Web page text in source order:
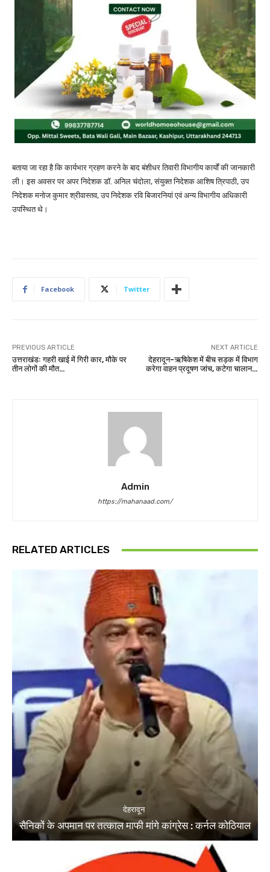
बताया जा रहा है कि कार्यभार ग्रहण करने के बाद बंशीधर तिवारी विभागीय कार्यों की जानकारी
ली। इस अवसर पर अपर निदेशक डॉ. अनिल चंदोला, संयुक्त निदेशक आशिष त्रिपाठी, उप
निदेशक मनोज कुमार श्रीवास्तव, उप निदेशक रवि बिजारनियां एवं अन्य विभागीय अधिकारी
उपस्थित थे।
Facebook Twitter
PREVIOUS ARTICLE
उत्तराखंडः गहरी खाई में गिरी कार, मौके पर
तीन लोगों की मौत…
NEXT ARTICLE
देहरादून-ऋषिकेश में बीच सड़क में विभाग
करेगा वाहन प्रदूषण जांच, कटेगा चालान…
Admin
https://mahanaad.com/
RELATED ARTICLES
देहरादून
सैनिकों के अपमान पर तत्काल माफी मांगे कांग्रेस : कर्नल कोठियाल